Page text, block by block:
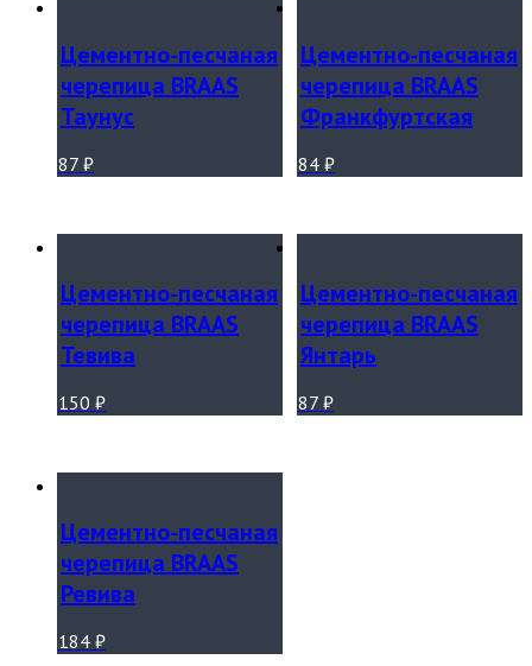
Цементно-песчаная
черепица BRAAS
Таунус
87 ₽
Цементно-песчаная
черепица BRAAS
Франкфуртская
84 ₽
Цементно-песчаная
черепица BRAAS
Тевива
150 ₽
Цементно-песчаная
черепица BRAAS
Янтарь
87 ₽
Цементно-песчаная
черепица BRAAS
Ревива
184 ₽